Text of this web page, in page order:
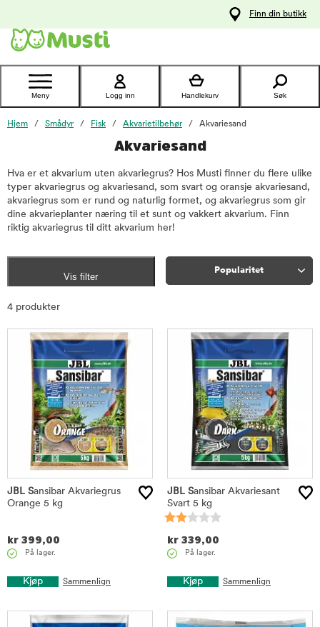
Kontakt
kundeservice
Finn din butikk
Meny Logg inn Handlekurv Søk
Hjem Smådyr Fisk Akvarietilbehør Akvariesand
Akvariesand
Hva er et akvarium uten akvariegrus? Hos Musti finner du flere ulike
typer akvariegrus og akvariesand, som svart og oransje akvariesand,
akvariegrus som er rund og naturlig formet, og akvariegrus som gir
dine akvarieplanter næring til et sunt og vakkert akvarium. Finn
riktig akvariegrus til ditt akvarium her!
Vis filter
Popularitet
4 produkter
JBL Sansibar Akvariegrus
Orange 5 kg
kr 399,00
På lager.
Kjøp Sammenlign
JBL Sansibar Akvariesant
Svart 5 kg
kr 339,00
På lager.
Kjøp Sammenlign